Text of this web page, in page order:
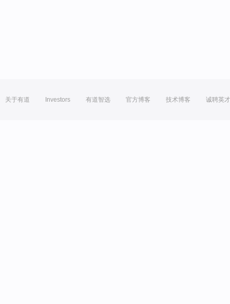
关于有道 Investors 有道智选 官方博客 技术博客 诚聘英才